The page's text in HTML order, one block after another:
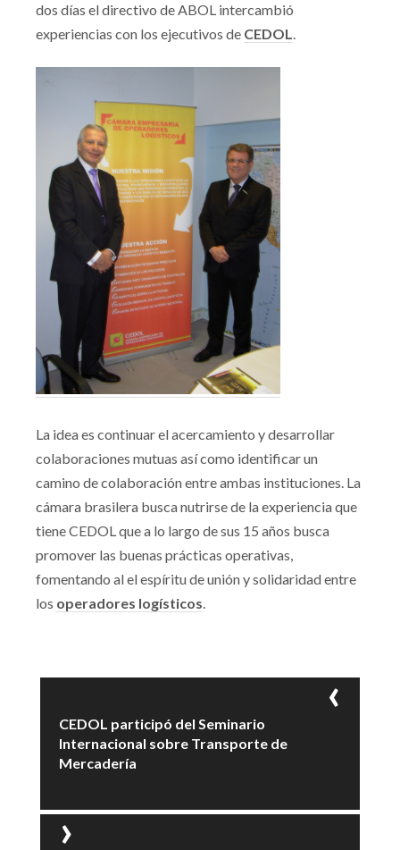
dos días el directivo de ABOL intercambió
experiencias con los ejecutivos de CEDOL.
La idea es continuar el acercamiento y desarrollar
colaboraciones mutuas así como identificar un
camino de colaboración entre ambas instituciones. La
cámara brasilera busca nutrirse de la experiencia que
tiene CEDOL que a lo largo de sus 15 años busca
promover las buenas prácticas operativas,
fomentando al el espíritu de unión y solidaridad entre
los operadores logísticos
CEDOL participó del Seminario
Internacional sobre Transporte de
Mercadería